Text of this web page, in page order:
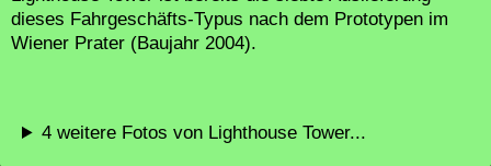
dieses Fahrgeschäfts-Typus nach dem Prototypen im
Wiener Prater (Baujahr 2004).
4 weitere Fotos von Lighthouse Tower...